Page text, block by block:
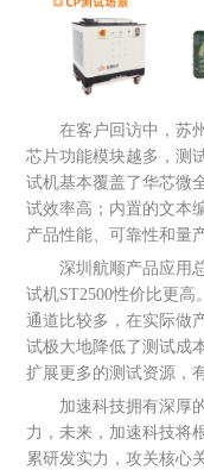
在客户回访中，苏
芯片功能模块越多，测
试机基本覆盖了华芯微
试效率高；内置的文本
产品性能、可靠性和量
深圳航顺产品应用
试机ST2500性价比更
通道比较多，在实际做
试极大地降低了测试成
扩展更多的测试资源，
加速科技拥有深厚
力，未来，加速科技将
累研发实力，攻关核心